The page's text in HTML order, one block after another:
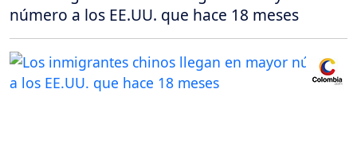
número a los EE.UU. que hace 18 meses